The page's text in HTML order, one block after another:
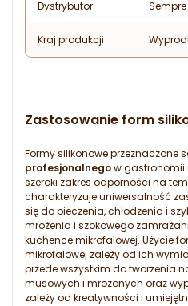
Dystrybutor
Kraj produkcji
Zastosowanie form
Formy silikonowe przeznaczone
profesjonalnegow gastronomii
szeroki zakres odporności na
charakteryzuje uniwersalność
się do pieczenia, chłodzenia i
mrożenia i szokowego
kuchence mikrofalowej. Użycie
mikrofalowej zależy od ich
przede wszystkim do tworzenia
musowych i mrożonych oraz
zależy od kreatywności i